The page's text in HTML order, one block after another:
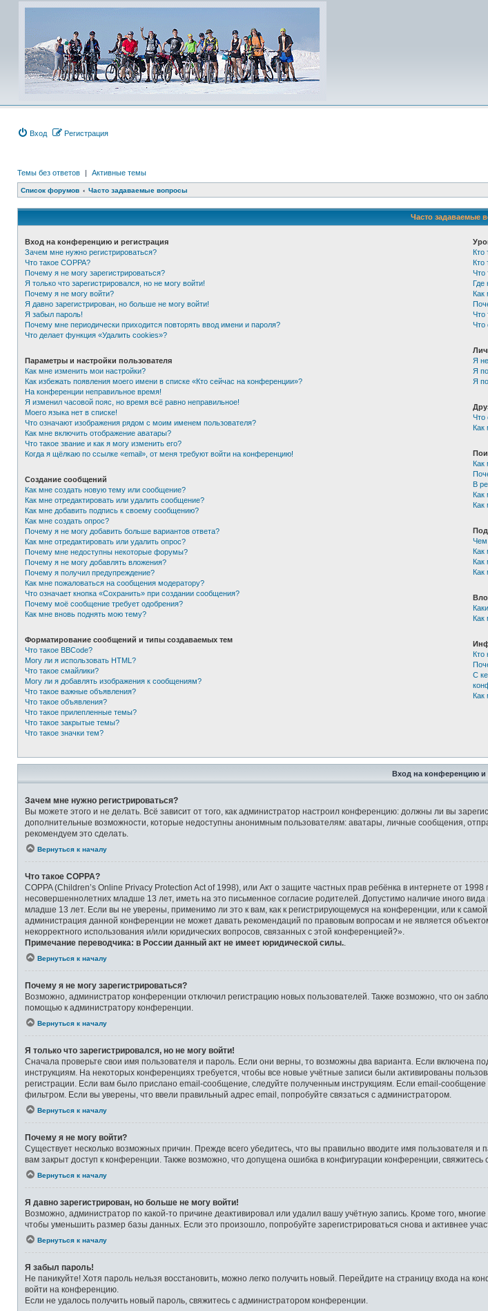
Вход Регистрация
Темы без ответов | Активные темы
Список форумов Часто задаваемые вопросы
Часто задаваемые
Вход на конференцию и регистрация
Зачем мне нужно регистрироваться?
Что такое COPPA?
Почему я не могу зарегистрироваться?
Я только что зарегистрировался, но не могу войти!
Почему я не могу войти?
Я давно зарегистрирован, но больше не могу войти!
Я забыл пароль!
Почему мне периодически приходится повторять ввод имени и пароля?
Что делает функция «Удалить cookies»?
Параметры и настройки пользователя
Как мне изменить мои настройки?
Как избежать появления моего имени в списке «Кто сейчас на конференции»?
На конференции неправильное время!
Я изменил часовой пояс, но время всё равно неправильное!
Моего языка нет в списке!
Что означают изображения рядом с моим именем пользователя?
Как мне включить отображение аватары?
Что такое звание и как я могу изменить его?
Когда я щёлкаю по ссылке «email», от меня требуют войти на конференцию!
Создание сообщений
Как мне создать новую тему или сообщение?
Как мне отредактировать или удалить сообщение?
Как мне добавить подпись к своему сообщению?
Как мне создать опрос?
Почему я не могу добавить больше вариантов ответа?
Как мне отредактировать или удалить опрос?
Почему мне недоступны некоторые форумы?
Почему я не могу добавлять вложения?
Почему я получил предупреждение?
Как мне пожаловаться на сообщения модератору?
Что означает кнопка «Сохранить» при создании сообщения?
Почему моё сообщение требует одобрения?
Как мне вновь поднять мою тему?
Форматирование сообщений и типы создаваемых тем
Что такое BBCode?
Могу ли я использовать HTML?
Что такое смайлики?
Могу ли я добавлять изображения к сообщениям?
Что такое важные объявления?
Что такое объявления?
Что такое прилепленные темы?
Что такое закрытые темы?
Что такое значки тем?
Кто
Кто
Что
Где
Как
Что
Что
Я
Я
Я
Что
Как
Как
В
Как
Как
Чем
Как
Как
Как
Как
Кто
С
Как
Вход на конференцию и
Зачем мне нужно регистрироваться?
Вы можете этого и не делать. Всё зависит от того, как администратор настроил конференцию: должны ли вы
дополнительные возможности, которые недоступны анонимным пользователям: аватары, личные сообщения,
рекомендуем это сделать.
Вернуться к началу
Что такое COPPA?
COPPA (Children’s Online Privacy Protection Act of 1998), или Акт о защите частных прав ребёнка в интернете от
несовершеннолетних младше 13 лет, иметь на это письменное согласие родителей. Допустимо наличие иного
младше 13 лет. Если вы не уверены, применимо ли это к вам, как к регистрирующемуся на конференции, или к
администрация данной конференции не может давать рекомендаций по правовым вопросам и не является
некорректного использования и/или юридических вопросов, связанных с этой конференцией?».
Примечание переводчика: в России данный акт не имеет юридической силы.
Вернуться к началу
Почему я не могу зарегистрироваться?
Возможно, администратор конференции отключил регистрацию новых пользователей. Также возможно, что он
помощью к администратору конференции.
Вернуться к началу
Я только что зарегистрировался, но не могу войти!
Сначала проверьте свои имя пользователя и пароль. Если они верны, то возможны два варианта. Если включена
инструкциям. На некоторых конференциях требуется, чтобы все новые учётные записи были активированы
регистрации. Если вам было прислано email-сообщение, следуйте полученным инструкциям. Если email-
фильтром. Если вы уверены, что ввели правильный адрес email, попробуйте связаться с администратором.
Вернуться к началу
Почему я не могу войти?
Существует несколько возможных причин. Прежде всего убедитесь, что вы правильно вводите имя пользователя
вам закрыт доступ к конференции. Также возможно, что допущена ошибка в конфигурации конференции, свяжитесь
Вернуться к началу
Я давно зарегистрирован, но больше не могу войти!
Возможно, администратор по какой-то причине деактивировал или удалил вашу учётную запись. Кроме того,
чтобы уменьшить размер базы данных. Если это произошло, попробуйте зарегистрироваться снова и активнее
Вернуться к началу
Я забыл пароль!
Не паникуйте! Хотя пароль нельзя восстановить, можно легко получить новый. Перейдите на страницу входа на
войти на конференцию.
Если не удалось получить новый пароль, свяжитесь с администратором конференции.